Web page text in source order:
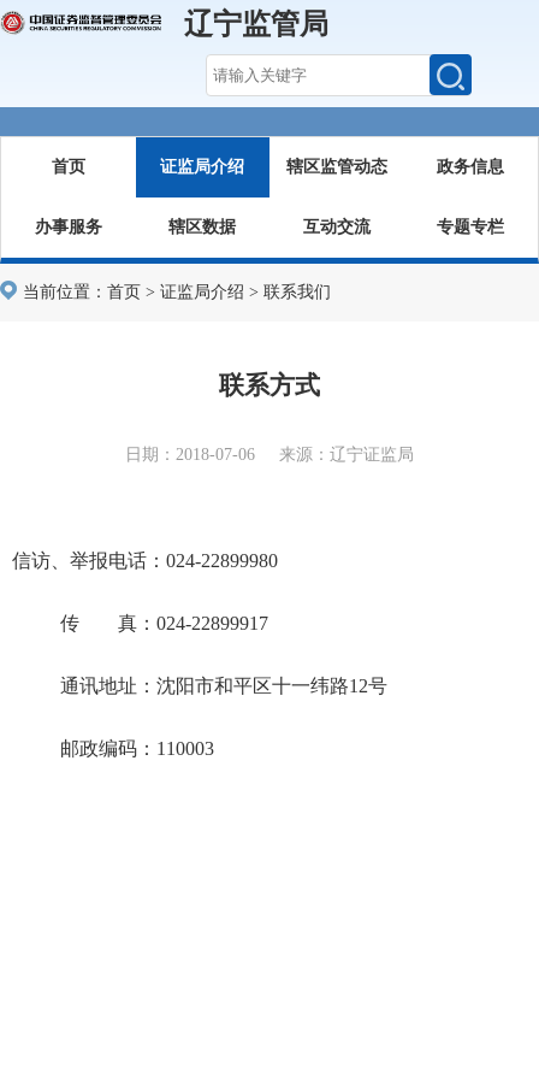
辽宁监管局
首页 证监局介绍 辖区监管动态 政务信息
办事服务 辖区数据 互动交流 专题专栏
当前位置： 首页 > 证监局介绍 > 联系我们
联系方式
日期：2018-07-06 来源：辽宁证监局
信访、举报电话：024-22899980
传 真：024-22899917
通讯地址：沈阳市和平区十一纬路12号
邮政编码：110003